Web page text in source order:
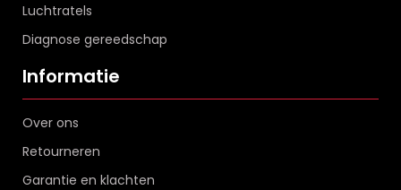
Luchtratels
Diagnose gereedschap
Informatie
Over ons
Retourneren
Garantie en klachten